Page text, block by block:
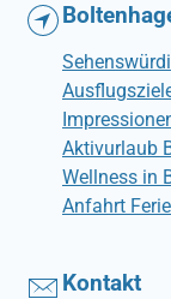
Aktivurlaub
Wellness in
Anfahrt
Kontakt